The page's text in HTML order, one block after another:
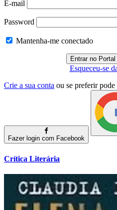
E-mail
Password
Mantenha-me conectado
Esqueceu-se
Crie a sua conta ou se preferir pode
Fazer login com Facebook
Crítica Literária